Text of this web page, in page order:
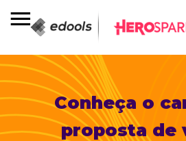
Conheça o
proposta de